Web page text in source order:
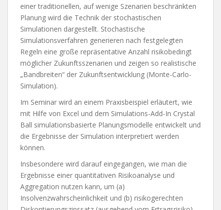
einer traditionellen, auf wenige Szenarien beschränkten
Planung wird die Technik der stochastischen
Simulationen dargestellt. Stochastische
Simulationsverfahren generieren nach festgelegten
Regeln eine große repräsentative Anzahl risikobedingt
möglicher Zukunftsszenarien und zeigen so realistische
„Bandbreiten“ der Zukunftsentwicklung (Monte-Carlo-
Simulation).
Im Seminar wird an einem Praxisbeispiel erläutert, wie
mit Hilfe von Excel und dem Simulations-Add-In Crystal
Ball simulationsbasierte Planungsmodelle entwickelt und
die Ergebnisse der Simulation interpretiert werden
können.
Insbesondere wird darauf eingegangen, wie man die
Ergebnisse einer quantitativen Risikoanalyse und
Aggregation nutzen kann, um (a)
Insolvenzwahrscheinlichkeit und (b) risikogerechten